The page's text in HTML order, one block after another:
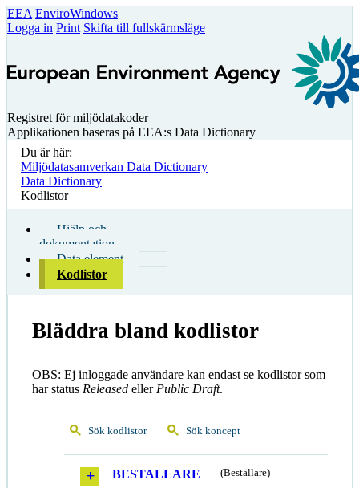
EEA EnviroWindows
Logga in Print Skifta till fullskärmsläge
Registret för miljödatakoder
Applikationen baseras på EEA:s Data Dictionary
Du är här:
Miljödatasamverkan Data Dictionary
Data Dictionary
Kodlistor
Hjälp och
dokumentation
Data element
Kodlistor
Bläddra bland kodlistor
OBS: Ej inloggade användare kan endast se kodlistor som
har status Released eller Public Draft.
Sök kodlistor Sök koncept
BESTALLARE (Beställare)